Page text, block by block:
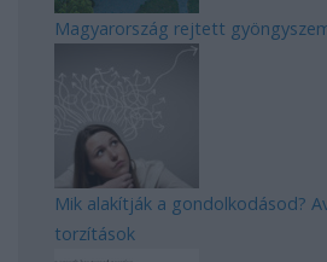
Magyarország rejtett
Mik alakítják a gondolkodásod?
torzítások